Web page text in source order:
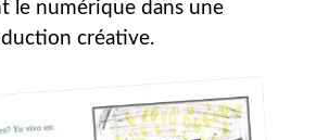
le numérique dans une
créative.